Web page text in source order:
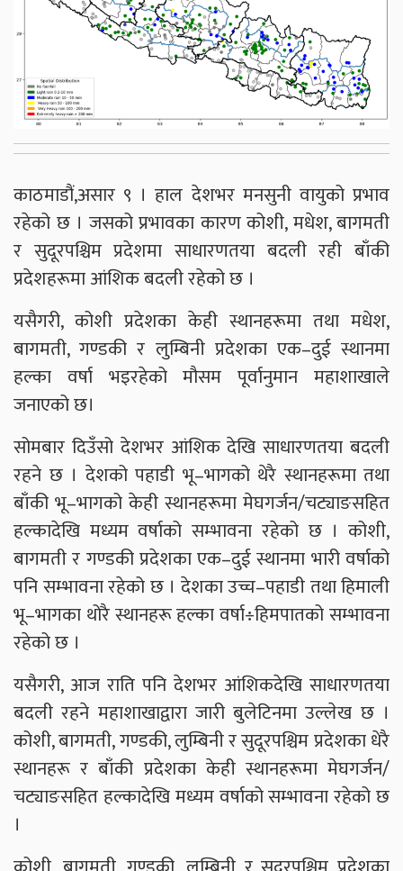
काठमाडौं,असार ९ । हाल देशभर मनसुनी वायुको प्रभाव
रहेको छ । जसको प्रभावका कारण कोशी, मधेश, बागमती
र सुदूरपश्चिम प्रदेशमा साधारणतया बदली रही बाँकी
प्रदेशहरूमा आंशिक बदली रहेको छ ।
यसैगरी, कोशी प्रदेशका केही स्थानहरूमा तथा मधेश,
बागमती, गण्डकी र लुम्बिनी प्रदेशका एक–दुई स्थानमा
हल्का वर्षा भइरहेको मौसम पूर्वानुमान महाशाखाले
जनाएको छ।
सोमबार दिउँसो देशभर आंशिक देखि साधारणतया बदली
रहने छ । देशको पहाडी भू–भागको थेरै स्थानहरूमा तथा
बाँकी भू–भागको केही स्थानहरूमा मेघगर्जन/चट्याङसहित
हल्कादेखि मध्यम वर्षाको सम्भावना रहेको छ । कोशी,
बागमती र गण्डकी प्रदेशका एक–दुई स्थानमा भारी वर्षाको
पनि सम्भावना रहेको छ । देशका उच्च–पहाडी तथा हिमाली
भू–भागका थोरै स्थानहरू हल्का वर्षा÷हिमपातको सम्भावना
रहेको छ ।
यसैगरी, आज राति पनि देशभर आंशिकदेखि साधारणतया
बदली रहने महाशाखाद्वारा जारी बुलेटिनमा उल्लेख छ ।
कोशी, बागमती, गण्डकी, लुम्बिनी र सुदूरपश्चिम प्रदेशका धेरै
स्थानहरू र बाँकी प्रदेशका केही स्थानहरूमा मेघगर्जन/
चट्याङसहित हल्कादेखि मध्यम वर्षाको सम्भावना रहेको छ
।